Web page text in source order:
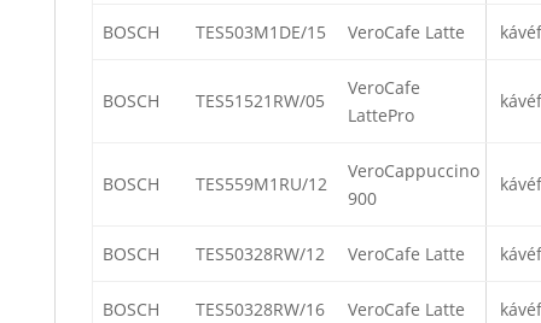
BOSCH TES503M1DE/15 VeroCafe Latte
BOSCH TES51521RW/05
VeroCafe
LattePro
BOSCH TES559M1RU/12
VeroCappuccino
900
BOSCH TES50328RW/12 VeroCafe Latte
BOSCH TES50328RW/16 VeroCafe Latte